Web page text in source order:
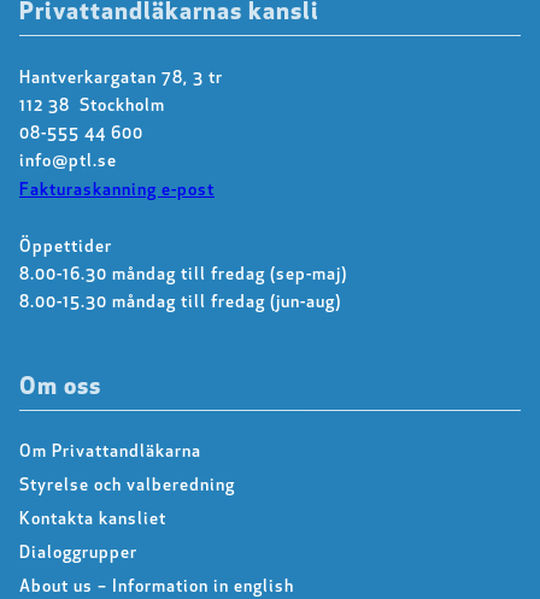
Privattandläkarnas kansli
Hantverkargatan 78, 3 tr
112 38 Stockholm
08-555 44 600
info@ptl.se
Fakturaskanning e-post
Öppettider
8.00-16.30 måndag till fredag (sep-maj)
8.00-15.30 måndag till fredag (jun-aug)
Om oss
Om Privattandläkarna
Styrelse och valberedning
Kontakta kansliet
Dialoggrupper
About us – Information in english